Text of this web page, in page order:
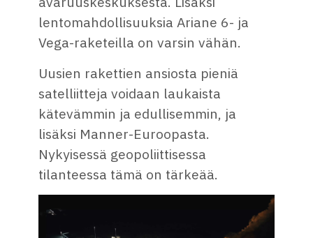
lentomahdollisuuksia Ariane 6- ja
Vega-raketeilla on varsin vähän.
Uusien rakettien ansiosta pieniä
satelliitteja voidaan laukaista
kätevämmin ja edullisemmin, ja
lisäksi Manner-Euroopasta.
Nykyisessä geopoliittisessa
tilanteessa tämä on tärkeää.